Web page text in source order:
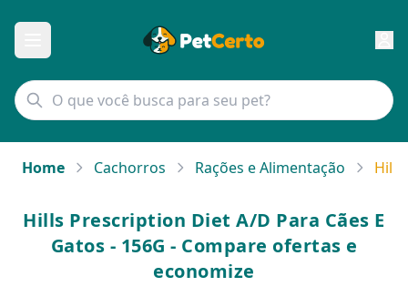
Home Cachorros Rações e Alimentação Hills
Hills Prescription Diet A/D Para Cães E
Gatos - 156G - Compare ofertas e
economize